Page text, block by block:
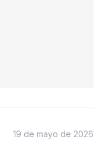
19 de mayo de 2026